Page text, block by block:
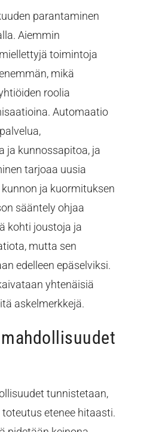
parantaminen
Aiemmin
toimintoja
mikä
roolia
Automaatio
ja kunnossapitoa, ja
tarjoaa uusia
ja kuormituksen
sääntely ohjaa
kohti joustoja ja
mutta sen
edelleen epäselviksi.
yhtenäisiä
askelmerkkejä.
tunnistetaan,
etenee hitaasti.